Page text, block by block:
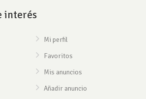
interés
Mi perfil
Favoritos
Mis anuncios
Añadir anuncio